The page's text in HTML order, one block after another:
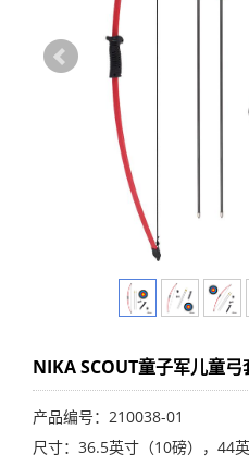
NIKA SCOUT童子军儿童弓
产品编号：210038-01
尺寸：36.5英寸（10磅），44